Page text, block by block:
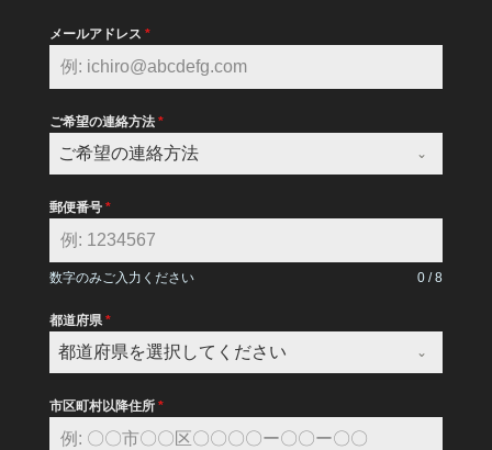
メールアドレス *
ご希望の連絡方法 *
ご希望の連絡方法
郵便番号 *
数字のみご入力ください 0 / 8
都道府県 *
都道府県を選択してください
市区町村以降住所 *